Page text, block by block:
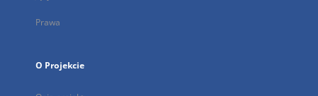
Prawa
O Projekcie